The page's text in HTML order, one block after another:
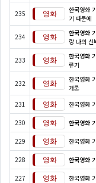
235
한국영화
기 때문에
234
한국영화
랑 나의 신
233
한국영화
류기
232
한국영화
개론
231 한국영화
230 한국영화
229 한국영화
228 한국영화
227 한국영화